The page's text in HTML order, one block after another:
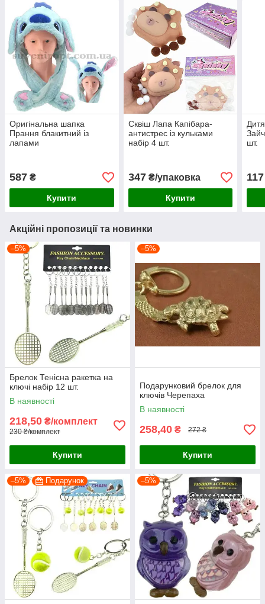
Оригінальна шапка
Прання блакитний із
лапами
587 ₴
Купити
Сквіш Лапа Капібара-
антистрес із кульками
набір 4 шт.
347₴/упаковка
Купити
шт.
117
Акційні пропозиції та новинки
–5%
Брелок Тенісна ракетка на
ключі набір 12 шт.
В наявності
218,50 ₴/комплект
230 ₴/комплект
Купити
–5%
Подарунковий брелок для
ключів Черепаха
В наявності
258,40 ₴ 272 ₴
Купити
–5% Подарунок –5%